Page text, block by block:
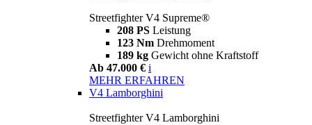
Streetfighter V4 Supreme®
208 PS Leistung
123 Nm Drehmoment
189 kg Gewicht ohne Kraftstoff
Ab 47.000 € i
MEHR ERFAHREN
V4 Lamborghini
Streetfighter V4 Lamborghini